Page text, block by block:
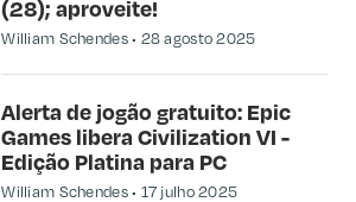
(28); aproveite!
William Schendes 28 agosto 2025
Alerta de jogão gratuito: Epic
Games libera Civilization VI -
Edição Platina para PC
William Schendes 17 julho 2025